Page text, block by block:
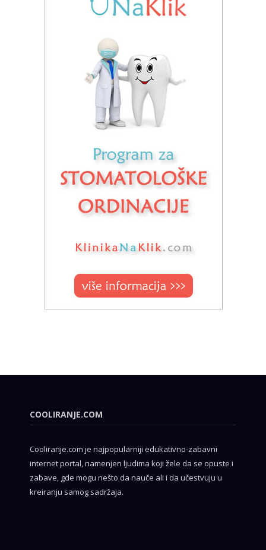
COOLIRANJE.COM
Cooliranje.com je najpopularniji edukativno-zabavni
internet portal, namenjen ljudima koji žele da se opuste i
zabave, gde mogu nešto da nauče ali i da učestvuju u
kreiranju samog sadržaja.